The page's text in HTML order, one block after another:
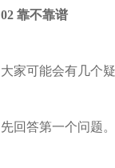
02 靠不靠谱
大家可能会有几个
先回答第一个问题。